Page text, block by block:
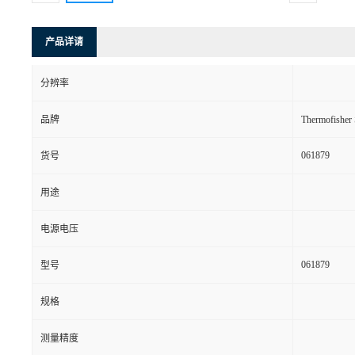
产品详请
分辨率
品牌
货号 061879
用途
电源电压
型号 061879
规格
测量精度